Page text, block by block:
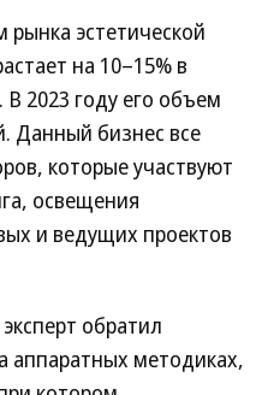
эстетической
на 10–15% в
2023 году его объем
Данный бизнес все
которые участвуют
освещения
и ведущих проектов
обратил
аппаратных методиках,